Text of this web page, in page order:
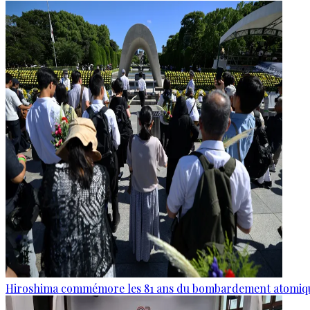
Hiroshima commémore les 81 ans du bombardement